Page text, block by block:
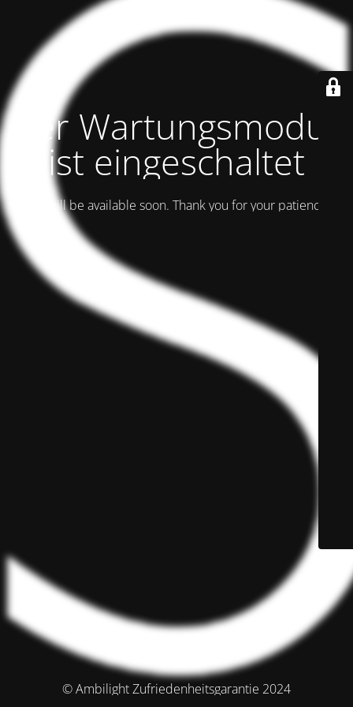
Der Wartungsmodus
ist eingeschaltet
Site will be available soon. Thank you for your patience!
© Ambilight Zufriedenheitsgarantie 2024